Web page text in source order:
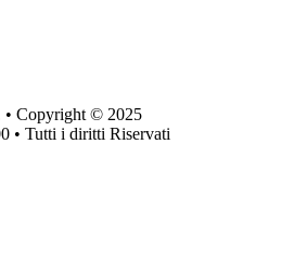
• Copyright © 2025
• Tutti i diritti Riservati